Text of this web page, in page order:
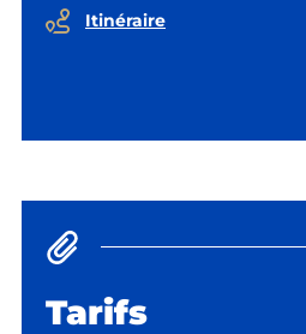
Itinéraire
Tarifs